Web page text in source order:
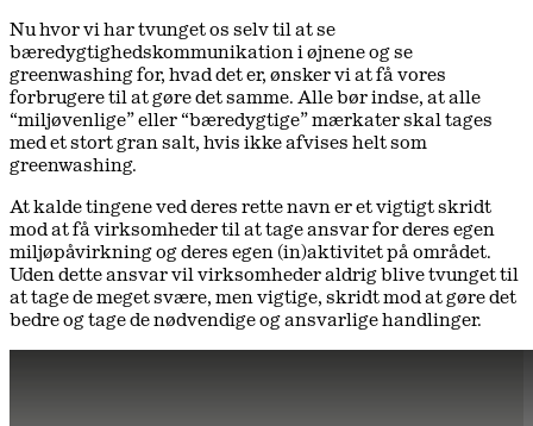
Nu hvor vi har tvunget os selv til at se
bæredygtighedskommunikation i øjnene og se
greenwashing for, hvad det er, ønsker vi at få vores
forbrugere til at gøre det samme. Alle bør indse, at alle
“miljøvenlige” eller “bæredygtige” mærkater skal tages
med et stort gran salt, hvis ikke afvises helt som
greenwashing.
At kalde tingene ved deres rette navn er et vigtigt skridt
mod at få virksomheder til at tage ansvar for deres egen
miljøpåvirkning og deres egen (in)aktivitet på området.
Uden dette ansvar vil virksomheder aldrig blive tvunget til
at tage de meget svære, men vigtige, skridt mod at gøre det
bedre og tage de nødvendige og ansvarlige handlinger.